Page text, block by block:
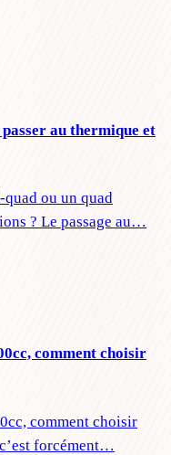
au thermique et
ou un quad
? Le passage au…
comment choisir
comment choisir
forcément…